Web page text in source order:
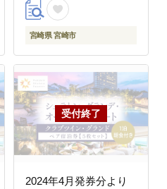
宮崎県 宮崎市
2024年4月発券分より